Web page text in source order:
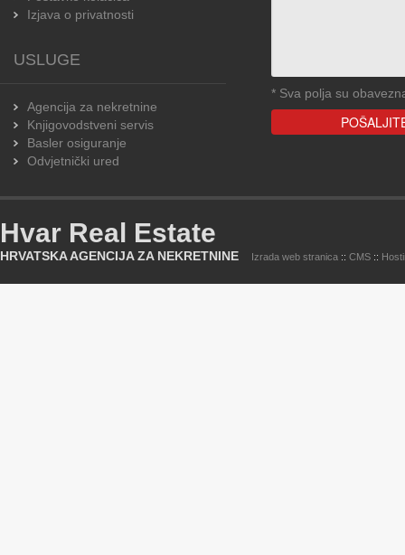
Izjava o privatnosti
USLUGE
Agencija za nekretnine
Knjigovodstveni servis
Basler osiguranje
Odvjetnički ured
* Sva polja su
Hvar Real Estate
HRVATSKA AGENCIJA ZA NEKRETNINE Izrada web stranica :: CMS ::